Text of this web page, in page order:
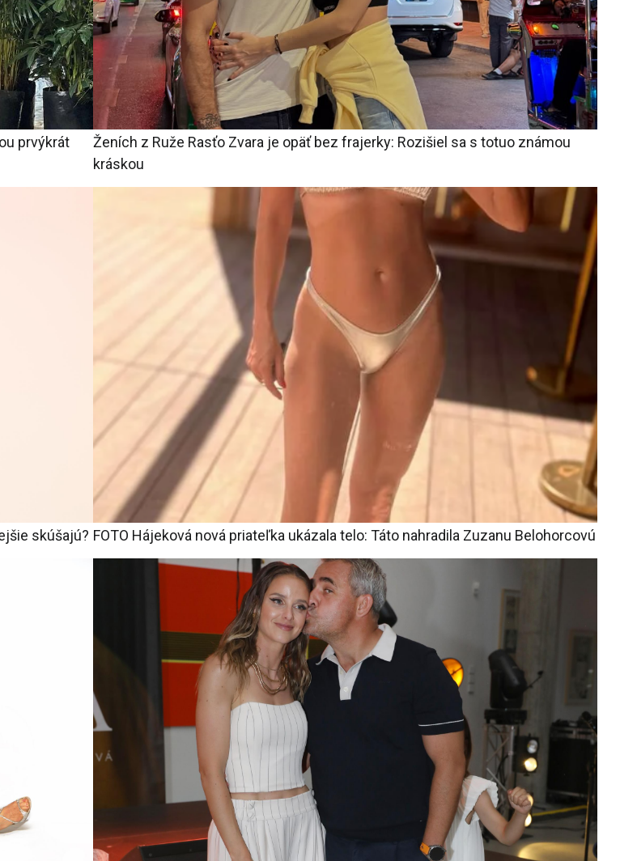
prvýkrát
Ženích z Ruže Rasťo Zvara je opäť bez frajerky: Rozišiel sa s totuo známou
kráskou
skúšajú? FOTO Hájeková nová priateľka ukázala telo: Táto nahradila Zuzanu Belohorcovú